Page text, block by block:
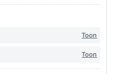
Toon
Toon